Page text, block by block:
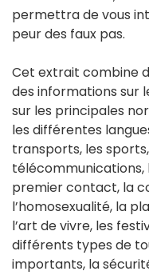
permettra de vous
peur des faux pas.
Cet extrait combine
des informations sur
sur les principales
les différentes
transports, les
télécommunications,
premier contact, la
l’homosexualité, la
l’art de vivre, les
différents types de
importants, la